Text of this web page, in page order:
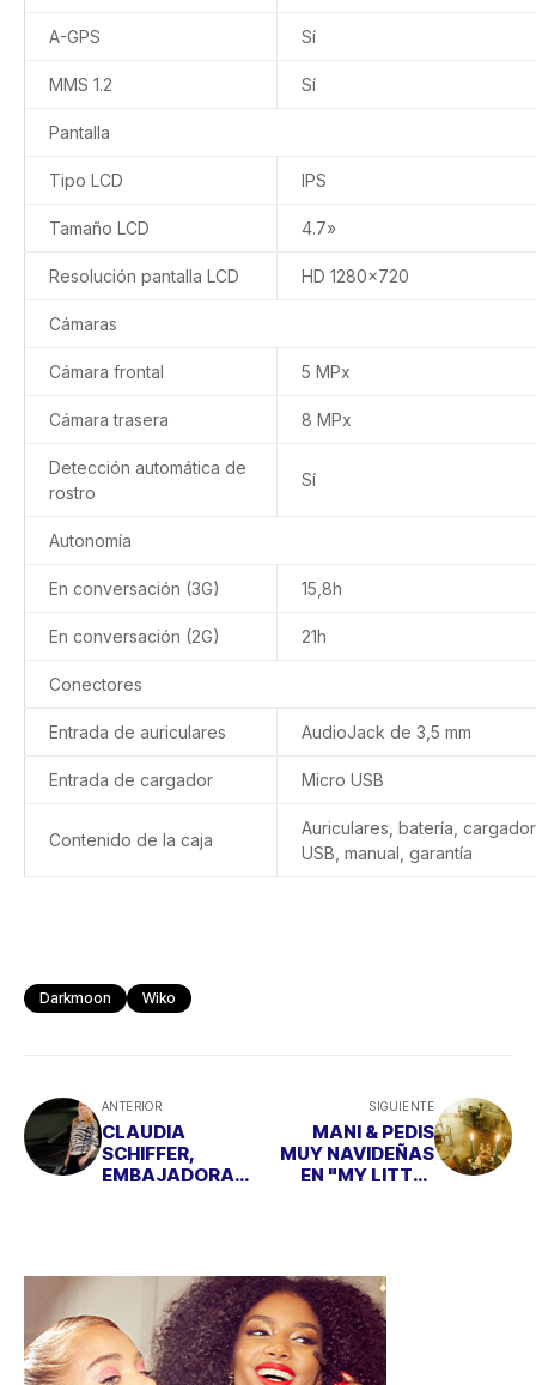
A-GPS Sí
MMS 1.2 Sí
Pantalla
Tipo LCD IPS
Tamaño LCD 4.7»
Resolución pantalla LCD HD 1280×720
Cámaras
Cámara frontal 5 MPx
Cámara trasera 8 MPx
Detección automática de
rostro
Sí
Autonomía
En conversación (3G) 15,8h
En conversación (2G) 21h
Conectores
Entrada de auriculares AudioJack de 3,5 mm
Entrada de cargador Micro USB
Contenido de la caja
Auriculares, batería,
USB, manual, garantía
Darkmoon Wiko
ANTERIOR
CLAUDIA
SCHIFFER,
EMBAJADORA
SIGUIENTE
MANI & PEDIS
MUY NAVIDEÑAS
EN "MY LITTLE